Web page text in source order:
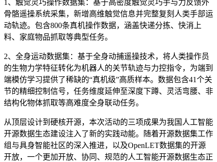
1、触觉灵巧操作数据集：基于高密度触觉灵巧手与力反馈外
骨骼遥操系统采集，新增高维触觉信息并完整复刻人类手部运
动轨迹。包含800条真机操作数据，涵盖快递分拣、快消上
料、家庭物品抓取等典型任务。
2、全身运动数据集：基于全身动捕遥操技术，将人类操作员
的生物力学特征转化为机器人的关节轨迹与力控指令，为端到
端模仿学习提供了稀缺的“真机级”高质样本。数据包含41个关
节的精细控制信号，任务维度延伸至深度下蹲、灵活弯腰、非
结构化物体抓取等高难度全身联动任务。
从顶层设计到硬核开源，本次活动的三项成果为我国人工智能
开源数据生态建设注入了新的实践动能。随着开源数据集工作
组与具身智能社区的深入推进，以及OpenLET数据集的开源
开放，一个更加开放、协同、规范的人工智能开源数据生态正